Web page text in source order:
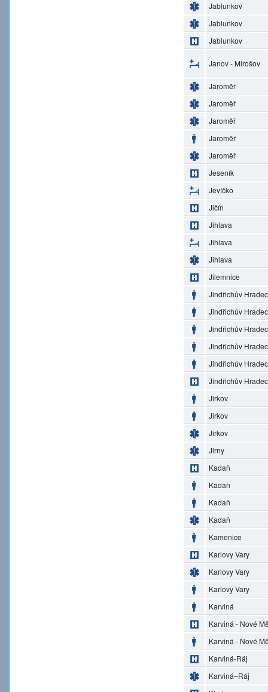
Jablunkov
Jablunkov
Jablunkov
Janov - Mirošov
Jaroměř
Jaroměř
Jaroměř
Jaroměř
Jaroměř
Jeseník
Jevíčko
Jičín
Jihlava
Jihlava
Jihlava
Jilemnice
Jindřichův Hradec
Jindřichův Hradec
Jindřichův Hradec
Jindřichův Hradec
Jindřichův Hradec
Jindřichův Hradec
Jirkov
Jirkov
Jirkov
Jirny
Kadaň
Kadaň
Kadaň
Kadaň
Kamenice
Karlovy Vary
Karlovy Vary
Karlovy Vary
Karviná
Karviná - Nové
Karviná - Nové
Karviná-Ráj
Karviná–Ráj